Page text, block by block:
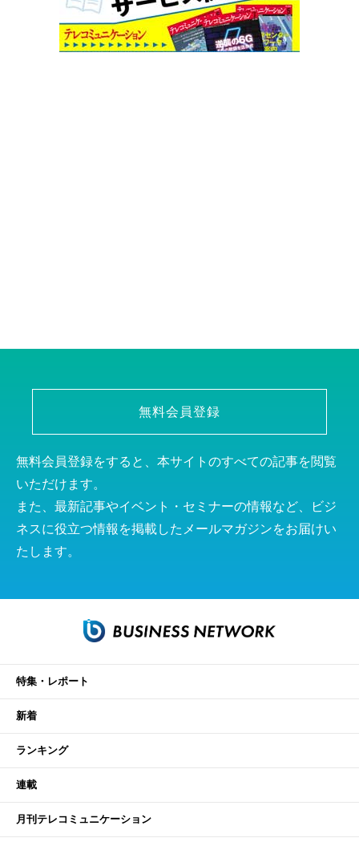
無料会員登録
無料会員登録をすると、本サイトのすべての記事を閲覧
いただけます。
また、最新記事やイベント・セミナーの情報など、ビジ
ネスに役立つ情報を掲載したメールマガジンをお届けい
たします。
特集・レポート
新着
ランキング
連載
月刊テレコミュニケーション